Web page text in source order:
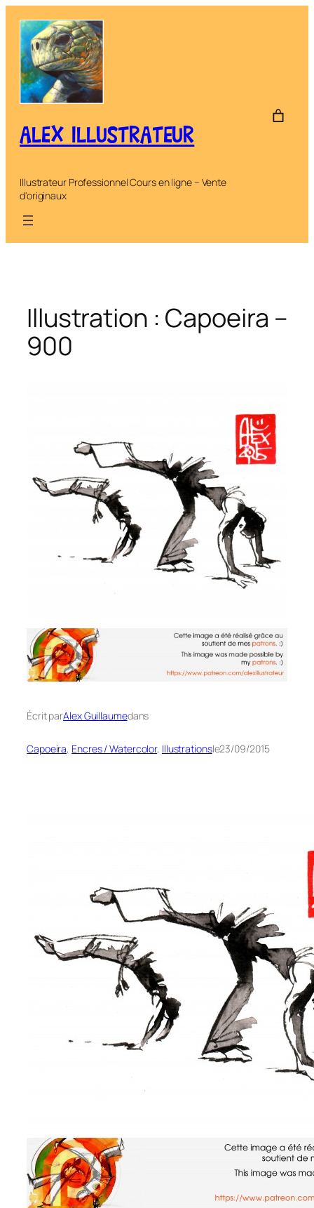
contenu
ALEX ILLUSTRATEUR
Illustrateur Professionnel Cours en ligne – Vente
d'originaux
Illustration : Capoeira –
900
Écrit parAlex Guillaumedans
Capoeira, Encres / Watercolor, Illustrationsle23/09/2015